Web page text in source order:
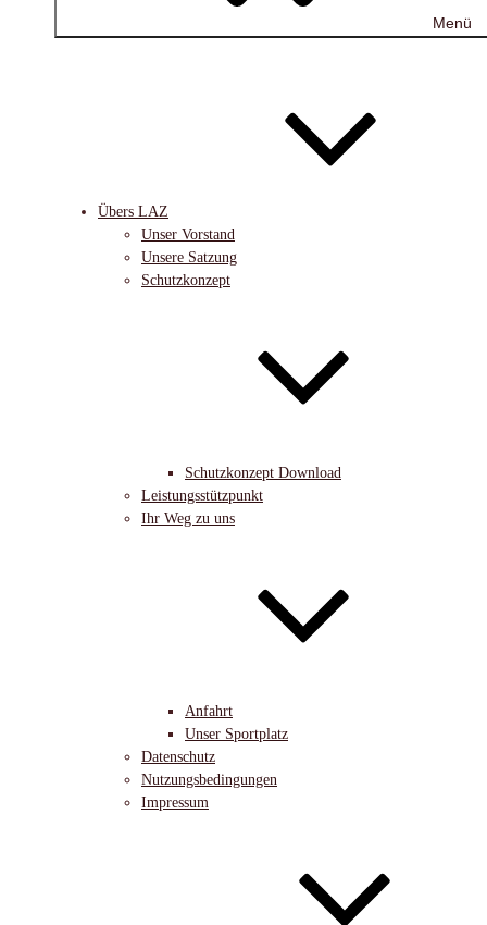
Menü
Übers LAZ
Unser Vorstand
Unsere Satzung
Schutzkonzept
Schutzkonzept Download
Leistungsstützpunkt
Ihr Weg zu uns
Anfahrt
Unser Sportplatz
Datenschutz
Nutzungsbedingungen
Impressum